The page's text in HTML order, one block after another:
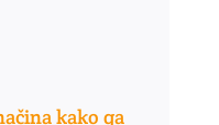
kako ga